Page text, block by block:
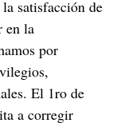
satisfacción de
en la
por
El 1ro de
a corregir